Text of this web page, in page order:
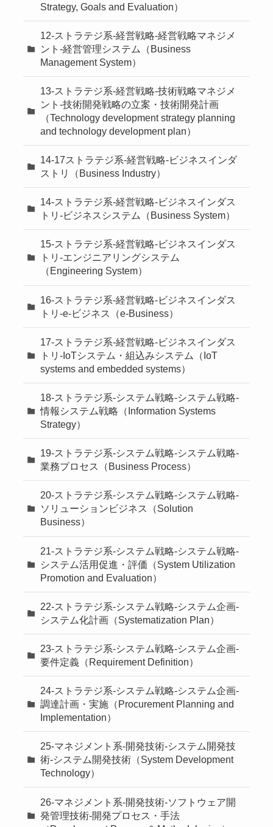
Strategy, Goals and Evaluation）
12-ストラテジ系-経営戦略-経営戦略マネジメ
ント-経営管理システム（Business
Management System）
13-ストラテジ系-経営戦略-技術戦略マネジメ
ント-技術開発戦略の立案・技術開発計画
（Technology development strategy planning
and technology development plan）
14-17ストラテジ系-経営戦略-ビジネスインダ
ストリ（Business Industry）
14-ストラテジ系-経営戦略-ビジネスインダス
トリ-ビジネスシステム（Business System）
15-ストラテジ系-経営戦略-ビジネスインダス
トリ-エンジニアリングシステム
（Engineering System）
16-ストラテジ系-経営戦略-ビジネスインダス
トリ-e-ビジネス（e-Business）
17-ストラテジ系-経営戦略-ビジネスインダス
トリ-IoTシステム・組込みシステム（IoT
systems and embedded systems）
18-ストラテジ系-システム戦略-システム戦略-
情報システム戦略（Information Systems
Strategy）
19-ストラテジ系-システム戦略-システム戦略-
業務プロセス（Business Process）
20-ストラテジ系-システム戦略-システム戦略-
ソリューションビジネス（Solution
Business）
21-ストラテジ系-システム戦略-システム戦略-
システム活用促進・評価（System Utilization
Promotion and Evaluation）
22-ストラテジ系-システム戦略-システム企画-
システム化計画（Systematization Plan）
23-ストラテジ系-システム戦略-システム企画-
要件定義（Requirement Definition）
24-ストラテジ系-システム戦略-システム企画-
調達計画・実施（Procurement Planning and
Implementation）
25-マネジメント系-開発技術-システム開発技
術-システム開発技術（System Development
Technology）
26-マネジメント系-開発技術-ソフトウェア開
発管理技術-開発プロセス・手法